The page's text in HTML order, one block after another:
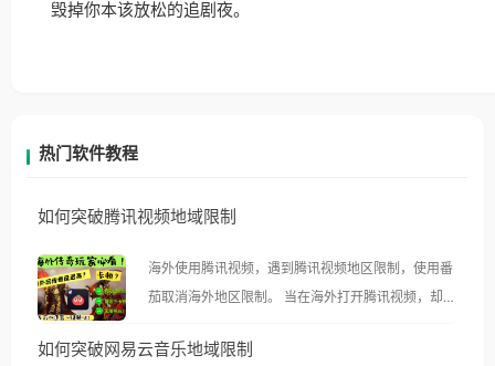
毁掉你本该放松的追剧夜。
热门软件教程
如何突破腾讯视频地域限制
海外使用腾讯视频，遇到腾讯视频地区限制，使用番
茄取消海外地区限制。 当在海外打开腾讯视频，却突
示语。 海外用户如香港、澳门、台湾、美国、加拿
如何突破网易云音乐地域限制